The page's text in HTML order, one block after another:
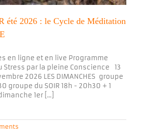
été 2026 : le Cycle de Méditation
en ligne et en live Programme
Stress par la pleine Conscience 13
2026 LES DIMANCHES groupe
groupe du SOIR 18h - 20h30 + 1
1er [...]